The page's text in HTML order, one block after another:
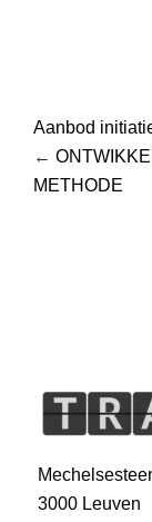
←
METHODE
3000 Leuven